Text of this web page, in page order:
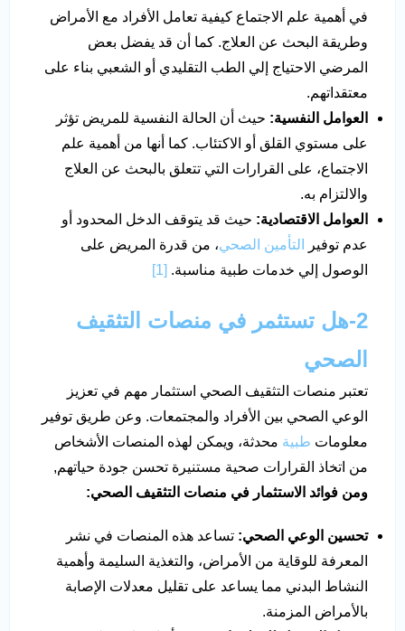
في أهمية علم الاجتماع كيفية تعامل الأفراد مع الأمراض
وطريقة البحث عن العلاج. كما أن قد يفضل بعض
المرضي الاحتياج إلي الطب التقليدي أو الشعبي بناء على
معتقداتهم.
العوامل النفسية: حيث أن الحالة النفسية للمريض تؤثر
على مستوي القلق أو الاكتئاب. كما أنها من أهمية علم
الاجتماع، على القرارات التي تتعلق بالبحث عن العلاج
والالتزام به.
العوامل الاقتصادية: حيث قد يتوقف الدخل المحدود أو
عدم توفير
التأمين الصحي، من قدرة المريض على
الوصول إلي خدمات طبية مناسبة. [1]
2-هل تستثمر في منصات التثقيف
الصحي
تعتبر منصات التثقيف الصحي استثمار مهم في تعزيز
الوعي الصحي بين الأفراد والمجتمعات. وعن طريق توفير
معلومات طبية محدثة، ويمكن لهذه المنصات الأشخاص
من اتخاذ القرارات صحية مستنيرة تحسن جودة حياتهم,
ومن فوائد الاستثمار في منصات التثقيف الصحي:
تحسين الوعي الصحي: تساعد هذه المنصات في نشر
المعرفة للوقاية من الأمراض، والتغذية السليمة وأهمية
النشاط البدني مما يساعد على تقليل معدلات الإصابة
بالأمراض المزمنة.